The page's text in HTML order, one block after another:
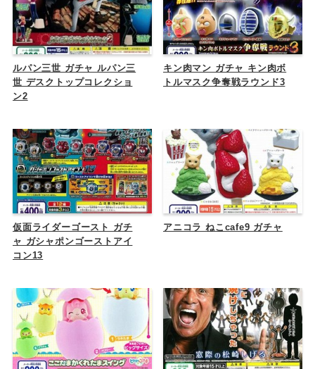
ルパン三世 ガチャ ルパン三
世 デスクトップコレクショ
ン2
キン肉マン ガチャ キン肉ボ
トルマスク争奪戦ラウンド3
仮面ライダーゴースト ガチ
ャ ガシャポンゴーストアイ
コン13
アニコラ ねこcafe9 ガチャ